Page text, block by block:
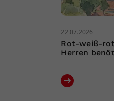
22.07.2026
Rot-weiß-
Herren